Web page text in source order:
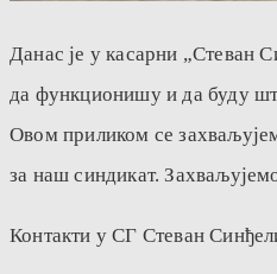
Данас је у касарни „Стеван
да функционишу и да буду
Овом приликом се
за наш синдикат.
Контакти у СГ Стеван